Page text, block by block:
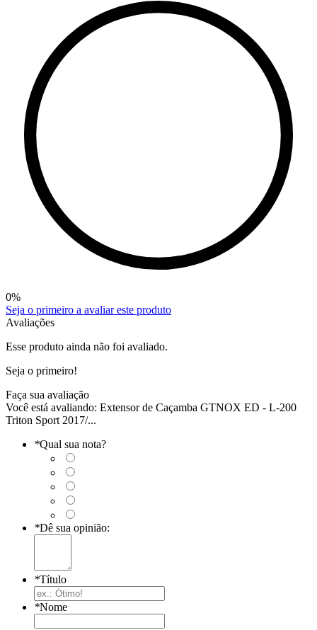
0%
Seja o primeiro a avaliar este produto
Avaliações
Esse produto ainda não foi avaliado.
Seja o primeiro!
Faça sua avaliação
Você está avaliando: Extensor de Caçamba GTNOX ED - L-200
Triton Sport 2017/...
*Qual sua nota?
*Dê sua opinião:
*Título
*Nome